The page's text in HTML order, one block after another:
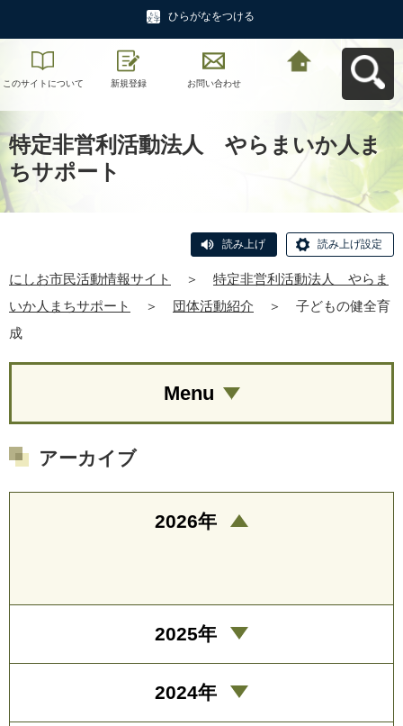
ひらがなをつける
このサイトについて 新規登録 お問い合わせ
特定非営利活動法人 やらまいか人ま
ちサポート
読み上げ 読み上げ設定
にしお市民活動情報サイト ＞
特定非営利活動法人 やらま
いか人まちサポート
＞ 団体活動紹介 ＞
子どもの健全育
成
Menu
アーカイブ
2026年
2025年
2024年